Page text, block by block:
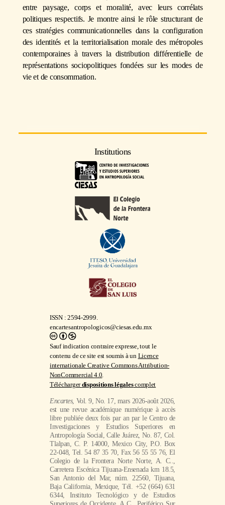
entre paysage, corps et moralité, avec leurs corrélats
politiques respectifs. Je montre ainsi le rôle structurant de
ces stratégies communicationnelles dans la configuration
des identités et la territorialisation morale des métropoles
contemporaines à travers la distribution différentielle de
représentations sociopolitiques fondées sur les modes de
vie et de consommation.
Institutions
ISSN : 2594-2999.
encartesantropologicos@ciesas.edu.mx
Sauf indication contraire expresse, tout le
contenu de ce site est soumis à un Licence
internationale Creative Commons Attribution-
NonCommercial 4.0.
Téléchargerdispositions légalescomplet
Encartes, Vol. 9, No. 17, mars 2026-août 2026,
est une revue académique numérique à accès
libre publiée deux fois par an par le Centro de
Investigaciones y Estudios Superiores en
Antropología Social, Calle Juárez, No. 87, Col.
Tlalpan, C. P. 14000, Mexico City, P.O. Box
22-048, Tel. 54 87 35 70, Fax 56 55 55 76, El
Colegio de la Frontera Norte Norte, A. C..,
Carretera Escénica Tijuana-Ensenada km 18.5,
San Antonio del Mar, núm. 22560, Tijuana,
Baja California, Mexique, Tél. +52 (664) 631
6344, Instituto Tecnológico y de Estudios